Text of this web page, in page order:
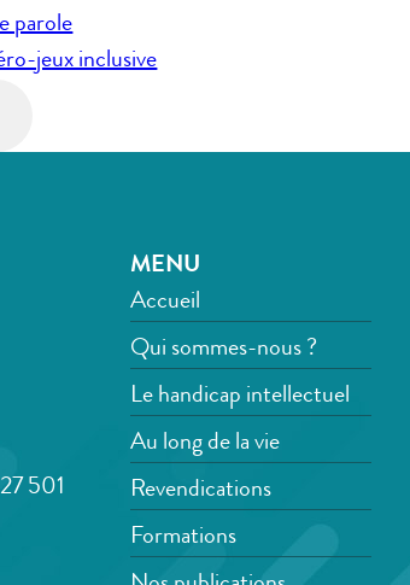
parole
jeux inclusive
501
MENU
Accueil
Qui sommes-nous ?
Le handicap intellectuel
Au long de la vie
Revendications
Formations